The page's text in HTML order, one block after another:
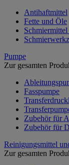
Antihaftmittel
Fette und Öle
Pumpe
Zur gesamten
Fasspumpe
Zubehör für
Zubehör für
Reinigungsmittel
Zur gesamten